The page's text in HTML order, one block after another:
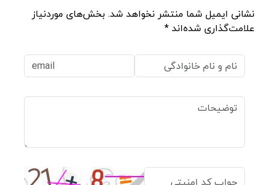
نشانی ایمیل شما منتشر نخواهد شد. بخش‌های موردنیاز
علامت‌گذاری شده‌اند *